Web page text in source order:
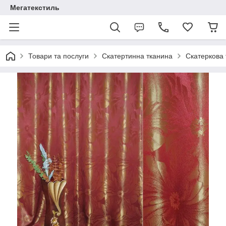
Мегатекстиль
Товари та послуги Скатертинна тканина